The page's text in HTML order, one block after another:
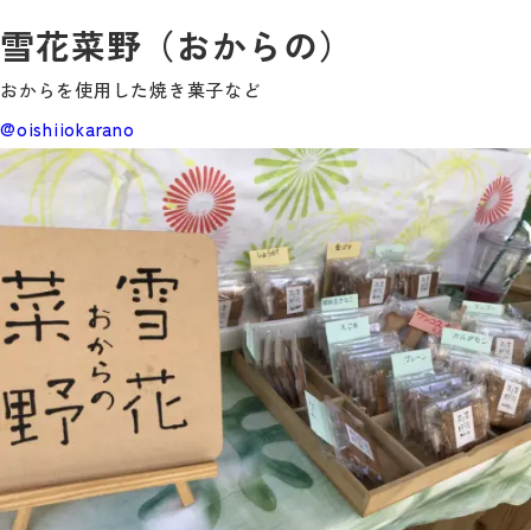
雪花菜野（おからの）
おからを使用した焼き菓子など
@oishiiokarano